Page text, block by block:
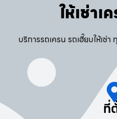
ให้เช่าเ
บริการรถเครน รถเฮี๊ยบให้เ
ที่